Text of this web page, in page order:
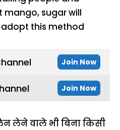
Join Now
Join Now
लेने वाले भी बिना किसी